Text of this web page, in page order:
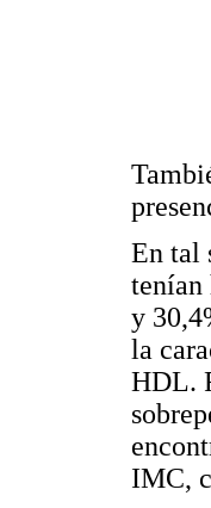
En tal
tenían
y
la
HDL.
IMC,